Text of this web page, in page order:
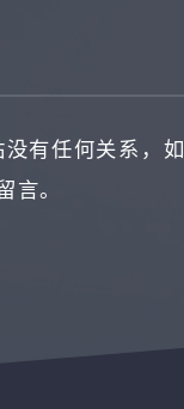
有任何关系，
言。